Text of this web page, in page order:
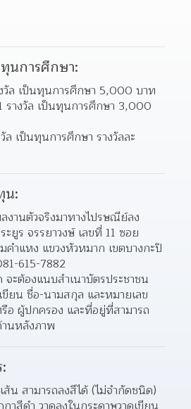
นการศึกษา:
งวัล เป็นทุนการศึกษา 5,000 บาท
รางวัล เป็นทุนการศึกษา 3,000
ล เป็นทุนการศึกษา รางวัลละ
น:
งานตัวจริงมาทางไปรษณีย์ลง
ยูร จรรยาวงษ์ เลขที่ 11 ซอย
คำแหง แขวงหัวหมาก เขตบางกะปิ
615-7882
จะต้องแนบสำเนาบัตรประชาชน
ยน ชื่อ-นามสกุล และหมายเลข
อ ผู้ปกครอง และที่อยู่ที่สามารถ
นหลังภาพ
ส้น สามารถลงสีได้ (ไม่จำกัดชนิด)